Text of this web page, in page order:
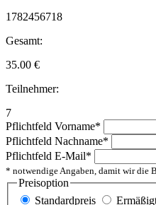
1782456718
Gesamt:
35.00 €
Teilnehmer:
7
Pflichtfeld Vorname*
Pflichtfeld Nachname*
Pflichtfeld E-Mail*
* notwendige Angaben, damit wir die
Preisoption
Standardpreis